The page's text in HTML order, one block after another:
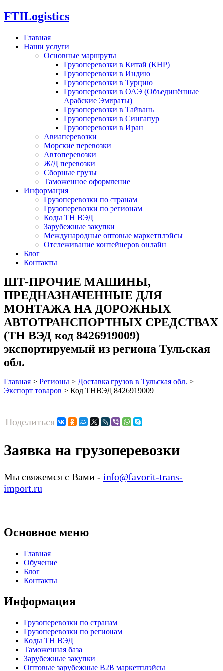
FTILogistics
Главная
Наши услуги
Основные маршруты
Грузоперевозки в Китай (КНР)
Грузоперевозки в Индию
Грузоперевозки в Турцию
Грузоперевозки в ОАЭ (Объединённые
Арабские Эмираты)
Грузоперевозки в Тайвань
Грузоперевозки в Сингапур
Грузоперевозки в Иран
Авиаперевозки
Морские перевозки
Автоперевозки
Ж/Д перевозки
Сборные грузы
Таможенное оформление
Информация
Грузоперевозки по странам
Грузоперевозки по регионам
Коды ТН ВЭД
Зарубежные закупки
Международные оптовые маркетплэйсы
Отслеживание контейнеров онлайн
Блог
Контакты
ШТ-ПРОЧИЕ МАШИНЫ,
ПРЕДНАЗНАЧЕННЫЕ ДЛЯ
МОНТАЖА НА ДОРОЖНЫХ
АВТОТРАНСПОРТНЫХ СРЕДСТВАХ
(ТН ВЭД код 8426919009)
экспортируемый из региона Тульская
обл.
Главная > Регионы > Доставка грузов в Тульская обл. >
Экспорт товаров > Код ТНВЭД 8426919009
Поделиться
Заявка на грузоперевозки
Мы свяжемся с Вами - info@favorit-trans-
import.ru
Основное меню
Главная
Обучение
Блог
Контакты
Информация
Грузоперевозки по странам
Грузоперевозки по регионам
Коды ТН ВЭД
Таможенная база
Зарубежные закупки
Оптовые зарубежные B2B маркетплэйсы